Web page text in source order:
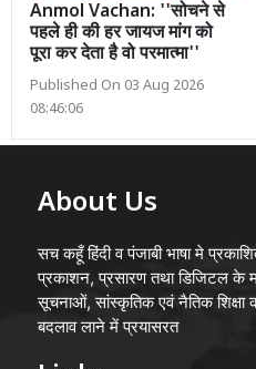
Anmol Vachan: ''सोचने से
पहले ही की हर जायज मांग को
पूरा कर देता है वो परमात्मा''
Published On 03 Aug 2026
08:46:06
About Us
सच कहूँ हिंदी व पंजाबी भाषा मे
प्रकाशन, प्रसारण तथा डिजिटल के
सूचनाओं, सांस्कृतिक एवं नैतिक शिक्षा
बदलाव लाने में प्रयासरत